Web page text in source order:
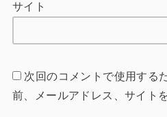
サイト
次回のコメントで使用する
前、メールアドレス、サイト